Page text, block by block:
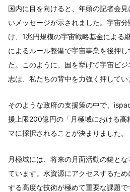
国内に目を向けると、年頭の記者会
いメッセージが示されました。宇宙
け、1兆円規模の宇宙戦略基金による
によるルール整備で宇宙事業を後押
た。このように、国を挙げて宇宙ビ
志は、私たちの背中を力強く押してい
そのような政府の支援策の中で、
援上限200億円の「月極域における高
マに採択されることが決まりました。
月極域には、将来の月面活動の鍵と
ています。水資源にアクセスするた
する高度な技術が極めて重要な課題